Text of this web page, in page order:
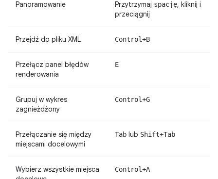
Panoramowanie Przytrzymaj spację, kliknij i
przeciągnij
Przejdź do pliku XML Control+B
Przełącz panel błędów
renderowania
E
Grupuj w wykres
zagnieżdżony
Control+G
Przełączanie się między
miejscami docelowymi
Tab lub Shift+Tab
Wybierz wszystkie miejsca
Control+A